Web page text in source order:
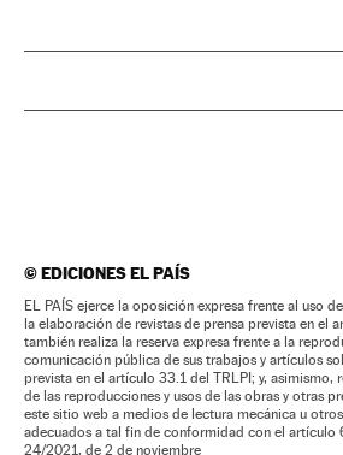
©EDICIONES EL PAÍS
EL PAÍS ejerce la oposición expresa frente al uso
la elaboración de revistas de prensa prevista en el
también realiza la reserva expresa frente a la
comunicación pública de sus trabajos y artículos
prevista en el artículo 33.1 del TRLPI; y, asimismo,
de las reproducciones y usos de las obras y otras
este sitio web a medios de lectura mecánica u
adecuados a tal fin de conformidad con el artículo
24/2021, de 2 de noviembre